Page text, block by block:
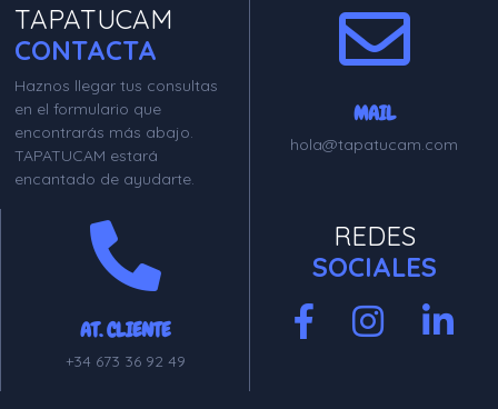
TAPATUCAM
CONTACTA
Haznos llegar tus consultas
en el formulario que
encontrarás más abajo.
TAPATUCAM estará
encantado de ayudarte.
MAIL
hola@tapatucam.com
AT. CLIENTE
+34 673 36 92 49
REDES
SOCIALES